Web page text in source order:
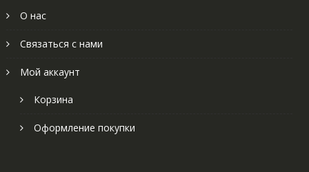
О нас
Связаться с нами
Мой аккаунт
Корзина
Оформление покупки